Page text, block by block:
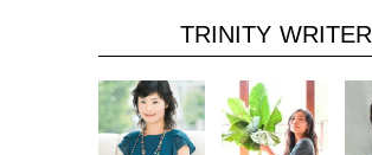
TRINITY WRITER